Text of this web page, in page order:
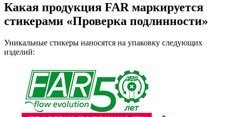
Какая продукция FAR маркируется
стикерами «Проверка подлинности»
Уникальные стикеры наносятся на упаковку следующих
изделий: